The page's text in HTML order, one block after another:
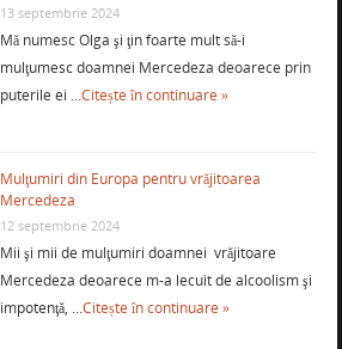
13 septembrie 2024
Mă numesc Olga şi ţin foarte mult să-i
mulţumesc doamnei Mercedeza deoarece prin
puterile ei …Citește în continuare »
Mulţumiri din Europa pentru vrăjitoarea
Mercedeza
12 septembrie 2024
Mii şi mii de mulţumiri doamnei vrăjitoare
Mercedeza deoarece m-a lecuit de alcoolism şi
impotenţă, …Citește în continuare »